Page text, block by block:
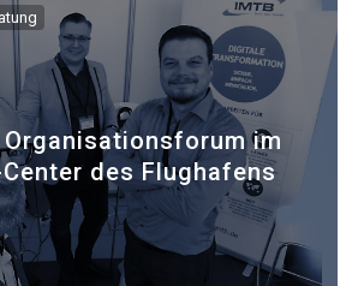
Organisationsforum im
des Flughafens